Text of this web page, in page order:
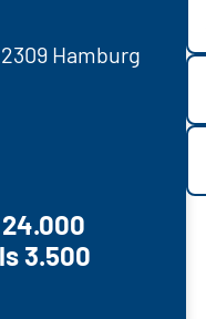
Hamburg
3.500